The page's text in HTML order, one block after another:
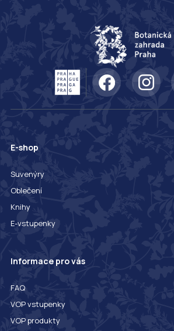
E-shop
Suvenýry
Oblečení
Knihy
E-vstupenky
Informace pro vás
FAQ
VOP vstupenky
VOP produkty